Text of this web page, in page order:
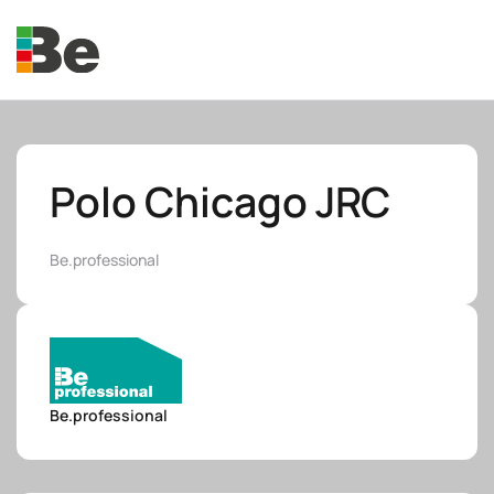
Skip to main content
Polo Chicago JRC
Be.professional
Be.professional